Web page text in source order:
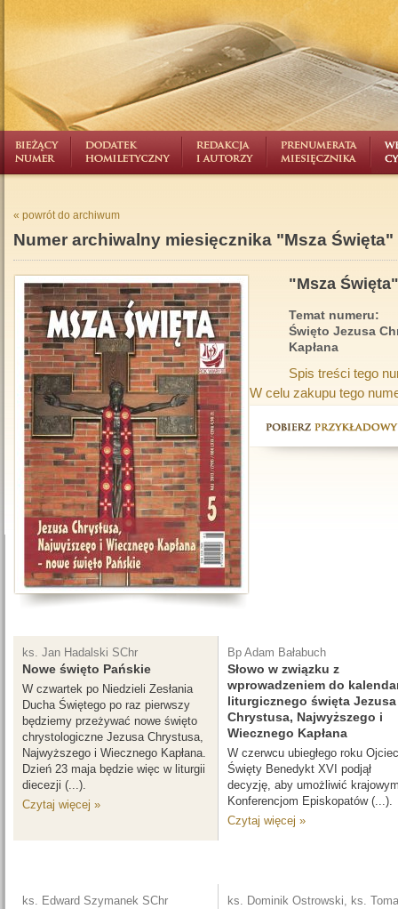
« powrót do archiwum
Numer archiwalny miesięcznika "Msza Święta"
"Msza
Temat numeru:
Święto Jezusa
Kapłana
Spis treści tego
W celu zakupu tego
ks. Jan Hadalski SChr
Nowe święto Pańskie
W czwartek po Niedzieli Zesłania
Ducha Świętego po raz pierwszy
będziemy przeżywać nowe święto
chrystologiczne Jezusa Chrystusa,
Najwyższego i Wiecznego Kapłana.
Dzień 23 maja będzie więc w liturgii
diecezji (...).
Czytaj więcej »
Bp Adam Bałabuch
Słowo w związku z
wprowadzeniem do
liturgicznego święta Jezusa
Chrystusa, Najwyższego i
Wiecznego Kapłana
W czerwcu ubiegłego roku Ojciec
Święty Benedykt XVI podjął
decyzję, aby umożliwić
Konferencjom Episkopatów (...).
Czytaj więcej »
ks. Edward Szymanek SChr
ks. Dominik Ostrowski, ks.